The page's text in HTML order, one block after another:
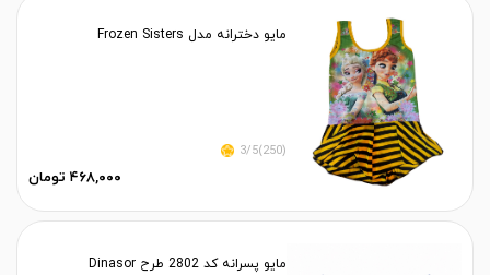
مایو دخترانه مدل Frozen Sisters
(250)3/5
۴۶۸,۰۰۰ تومان
مایو پسرانه کد 2802 طرح Dinasor